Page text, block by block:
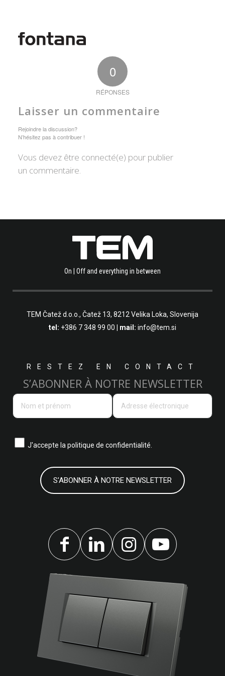
0
RÉPONSES
Laisser un commentaire
Rejoindre la discussion?
N’hésitez pas à contribuer !
Vous devez être connecté(e) pour publier
un commentaire.
On | Off and everything in between
TEM Čatež d.o.o., Čatež 13, 8212 Velika Loka, Slovenija
tel: +386 7 348 99 00 | mail: info@tem.si
RESTEZ EN CONTACT
S’ABONNER À NOTRE NEWSLETTER
J'accepte lapolitique de confidentialité.